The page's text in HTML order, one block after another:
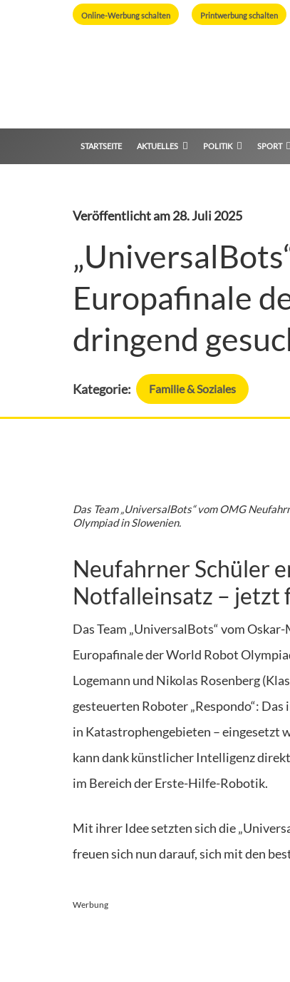
Online-Werbung schalten Printwerbung schalten
STARTSEITE AKTUELLES POLITIK SPORT
Veröffentlicht am28. Juli 2025
Europafinale
dringend
Kategorie: Familie & Soziales
Das Team „UniversalBots“ vom OMG
Olympiad in Slowenien.
Neufahrner Schüler
Notfalleinsatz – jetzt
Das Team „UniversalBots“ vom
Europafinale der World Robot
Logemann und Nikolas Rosenberg
gesteuerten Roboter „Respondo“:
in Katastrophengebieten – eingesetzt
kann dank künstlicher Intelligenz
im Bereich der Erste-Hilfe-Robotik.
Mit ihrer Idee setzten sich die
freuen sich nun darauf, sich mit den
Werbung